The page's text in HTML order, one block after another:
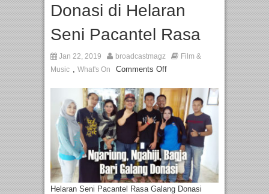
Donasi di Helaran
Seni Pacantel Rasa
Jan 22, 2019 broadcastmagz
Film &
Music , What's On Comments Off
Helaran Seni Pacantel Rasa Galang Donasi